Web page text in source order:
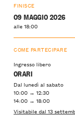
FINISCE
09 MAGGIO 2026
alle 18:00
COME PARTECIPARE
Ingresso libero
ORARI
Dal lunedì al sabato
10:00 → 12:30
14:00 → 18:00
Visitabile dal 13